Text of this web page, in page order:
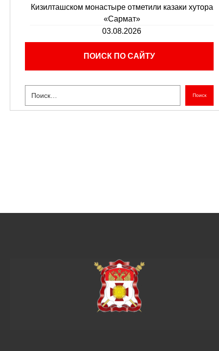
Кизилташском монастыре отметили казаки хутора
«Сармат»
03.08.2026
ПОИСК ПО САЙТУ
Поиск